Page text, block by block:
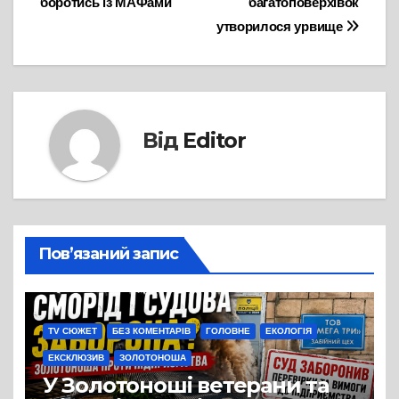
утворилося урвище
Від Editor
Пов’язаний запис
TV СЮЖЕТ БЕЗ КОМЕНТАРІВ ГОЛОВНЕ ЕКОЛОГІЯ
ЕКСКЛЮЗИВ ЗОЛОТОНОША
У Золотоноші ветерани та